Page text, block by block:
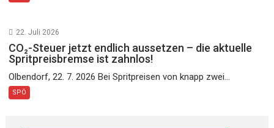
22. Juli 2026
CO₂-Steuer jetzt endlich aussetzen – die aktuelle
Spritpreisbremse ist zahnlos!
Olbendorf, 22. 7. 2026 Bei Spritpreisen von knapp zwei...
SPÖ